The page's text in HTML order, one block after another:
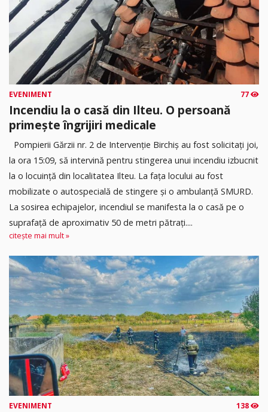
EVENIMENT 77
Incendiu la o casă din Ilteu. O persoană
primește îngrijiri medicale
Pompierii Gărzii nr. 2 de Intervenție Birchiș au fost solicitați joi,
la ora 15:09, să intervină pentru stingerea unui incendiu izbucnit
la o locuință din localitatea Ilteu. La fața locului au fost
mobilizate o autospecială de stingere și o ambulanță SMURD.
La sosirea echipajelor, incendiul se manifesta la o casă pe o
suprafață de aproximativ 50 de metri pătrați....
citește mai mult »
EVENIMENT 138